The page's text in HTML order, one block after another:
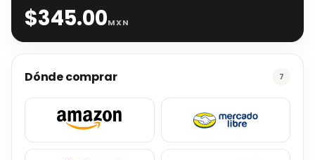
$345.00MXN
Dónde comprar 7